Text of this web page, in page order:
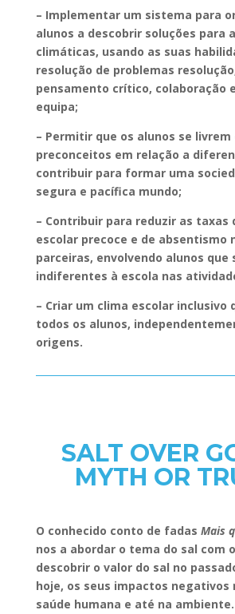
– Implementar um sistema para
alunos a descobrir soluções para
climáticas, usando as suas
resolução de problemas
pensamento crítico, colaboração
equipa;
– Permitir que os alunos se livrem
preconceitos em relação a
contribuir para formar uma
segura e pacífica mundo;
– Contribuir para reduzir as taxas
escolar precoce e de absentismo
parceiras, envolvendo alunos que
indiferentes à escola nas
– Criar um clima escolar inclusivo
todos os alunos,
origens.
SALT OVER
MYTH OR
O conhecido conto de fadas Mais
nos a abordar o tema do sal com
descobrir o valor do sal no
hoje, os seus impactos negativos
saúde humana e até na